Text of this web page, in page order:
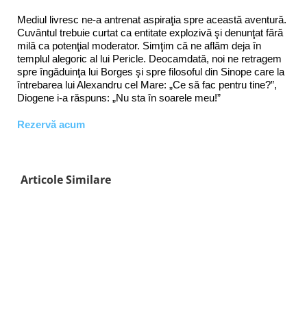
Mediul livresc ne-a antrenat aspiraţia spre această aventură.
Cuvântul trebuie curtat ca entitate explozivă şi denunţat fără
milă ca potenţial moderator. Simţim că ne aflăm deja în
templul alegoric al lui Pericle. Deocamdată, noi ne retragem
spre îngăduinţa lui Borges şi spre filosoful din Sinope care la
întrebarea lui Alexandru cel Mare: „Ce să fac pentru tine?”,
Diogene i-a răspuns: „Nu sta în soarele meu!”
Rezervă acum
Articole Similare